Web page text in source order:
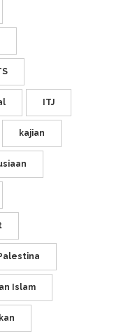
ITJ
kajian
Islam